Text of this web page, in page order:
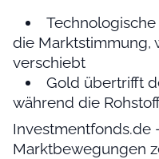
die Marktstimmung,
verschiebt
Gold übertrifft
während die
Investmentfonds.de
Marktbewegungen